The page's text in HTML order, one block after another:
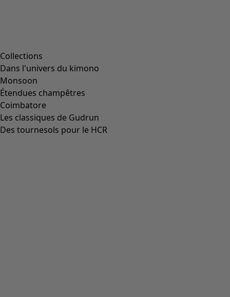
Collections
Dans l'univers du kimono
Monsoon
Étendues champêtres
Coimbatore
Les classiques de Gudrun
Des tournesols pour le HCR